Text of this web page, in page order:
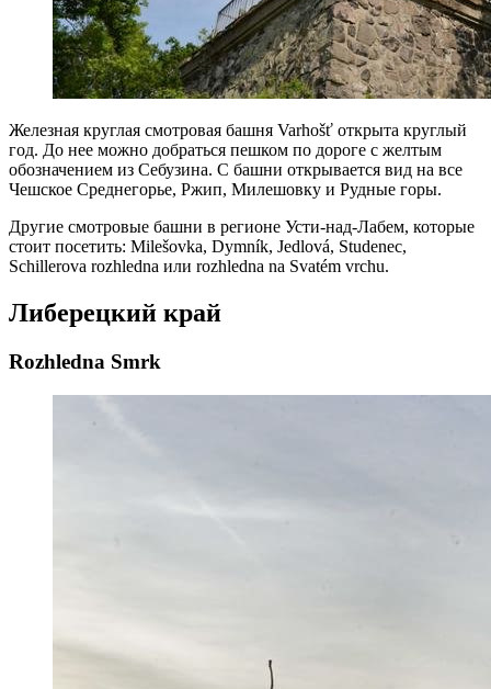
Железная круглая смотровая башня Varhošť открыта круглый
год. До нее можно добраться пешком по дороге с желтым
обозначением из Себузина. С башни открывается вид на все
Чешское Среднегорье, Ржип, Милешовку и Рудные горы.
Другие смотровые башни в регионе Усти-над-Лабем, которые
стоит посетить: Milešovka, Dymník, Jedlová, Studenec,
Schillerova rozhledna или rozhledna na Svatém vrchu.
Либерецкий край
Rozhledna Smrk